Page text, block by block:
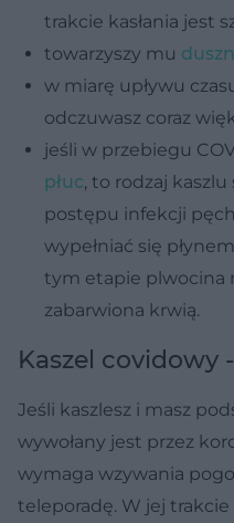
trakcie kasłania jest
towarzyszy mu
w miarę upływu
odczuwasz coraz
jeśli w przebiegu
płuc, to rodzaj
postępu infekcji
wypełniać się
tym etapie plwocina
zabarwiona krwią.
Kaszel covidowy
Jeśli kaszlesz i masz
wywołany jest przez
wymaga wzywania
teleporadę. W jej trakcie